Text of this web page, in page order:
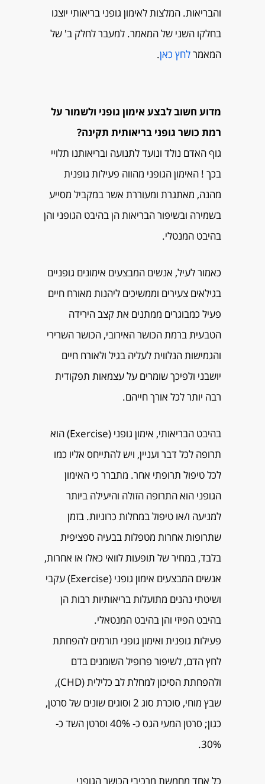
והבריאות. המלצות לאימון גופני בריאותי יוצגו
בחלקו השני של המאמר. למעבר לחלק ב' של
המאמרלחץ כאן.
מדוע חשוב לבצע אימון גופני ולשמור על
רמת כושר גופני בריאותית תקינה?
גוף האדם נולד ונועד לתנועה ובריאותנו תלויי
בכך ! האימון הגופני מהווה פעילות גופנית
מהנה, מאתגרת ומעוררת אשר במקביל מסייע
בשמירה ובשיפור הבריאות הן בהיבט הגופני והן
בהיבט המנטלי.
כאמור לעיל, אנשים המבצעים אימונים גופניים
בגילאים צעירים וממשיכים ליהנות מאורח חיים
פעיל כמבוגרים ממתנים את קצב הירידה
הטבעית ברמת הכושר האירובי, הכושר השרירי
והגמישות הנלווית לעליה בגיל ולאורח חיים
יושבני ולפיכך שומרים על עצמאות תפקודית
רבה יותר לכל אורך חייהם.
בהיבט הבריאותי, אימון גופני (Exercise) הוא
תרופה לכל דבר ועניין, ויש להתייחס אליו כמו
לכל טיפול תרופתי אחר. מתברר כי האימון
הגופני הוא התרופה הזולה והיעילה ביותר
למניעה ו/או טיפול במחלות כרוניות. בזמן
שתרופות אחרות מטפלות בבעיה ספציפית
בלבד, במחיר של תופעות לוואי כאלו או אחרות,
אנשים המבצעים אימון גופני (Exercise) עקבי
ושיטתי נהנים מתועלות בריאותיות רבות הן
בהיבט הפיזי והן בהיבט המנטאלי.
פעילות גופנית ואימון גופני תורמים להפחתת
לחץ הדם, לשיפור פרופיל השומנים בדם
ולהפחתת הסיכון למחלת לב כלילית (CHD),
שבץ מוחי, סוכרת סוג 2 וסוגים שונים של סרטן,
כגון; סרטן המעי הגס כ- 40% וסרטן השד כ-
30%.
כל אחד מחמשת מרכיבי הכושר הגופני